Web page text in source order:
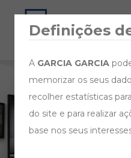
Definições
A GARCIA GARCIA
memorizar os seus
recolher estatísticas
do site e para realizar
base nos seus